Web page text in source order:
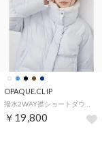
OPAQUE.CLIP
￥19,800